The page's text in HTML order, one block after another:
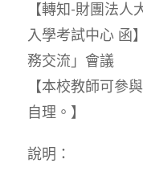
【轉知-財團法
入學考試中心 函
務交流」會議
【本校教師可參
自理。】
說明：